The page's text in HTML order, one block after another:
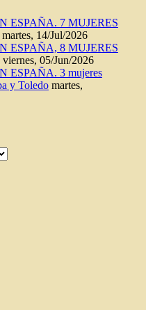
ESPAÑA. 7 MUJERES
martes, 14/Jul/2026
ESPAÑA, 8 MUJERES
viernes, 05/Jun/2026
ESPAÑA. 3 mujeres
y Toledo martes,